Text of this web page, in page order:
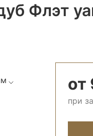
Флэт
от
при